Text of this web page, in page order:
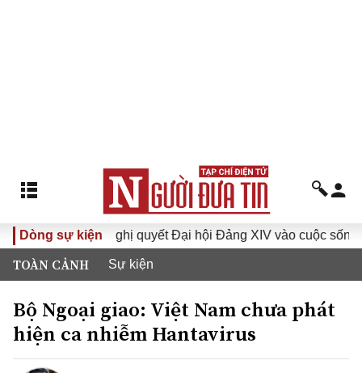
Dòng sự kiện
Đưa Nghị quyết Đại hội Đảng XIV vào cuộc sống
TOÀN CẢNH Sự kiện
Bộ Ngoại giao: Việt Nam chưa phát
hiện ca nhiễm Hantavirus